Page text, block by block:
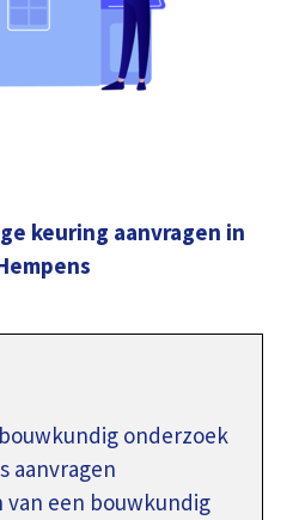
keuring aanvragen in
onderzoek
aanvragen
van een bouwkundig